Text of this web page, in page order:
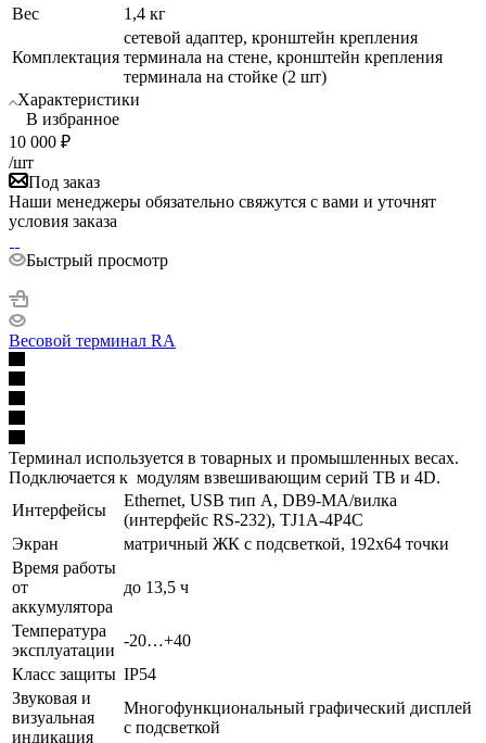
Вес
1,4 кг
Комплектация
сетевой адаптер, кронштейн крепления
терминала на стене, кронштейн крепления
терминала на стойке (2 шт)
Характеристики
В избранное
10 000 ₽
/шт
Под заказ
Наши менеджеры обязательно свяжутся с вами и уточнят
условия заказа
Быстрый просмотр
Весовой терминал RA
Терминал используется в товарных и промышленных весах.
Подключается к модулям взвешивающим серий TB и 4D.
Интерфейсы
Ethernet, USB тип А, DB9-MА/вилка
(интерфейс RS-232), TJ1A-4P4C
Экран
матричный ЖК с подсветкой, 192х64 точки
Время работы
от
аккумулятора
до 13,5 ч
Температура
эксплуатации
-20…+40
Класс защиты IP54
Звуковая и
визуальная
индикация
Многофункциональный графический дисплей
с подсветкой